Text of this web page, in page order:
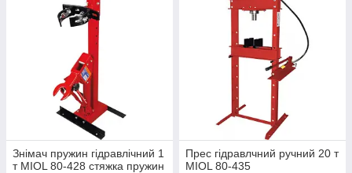
Знімач пружин гідравлічний 1
т MIOL 80-428 стяжка пружин
Прес гідравлчний ручний 20 т
MIOL 80-435